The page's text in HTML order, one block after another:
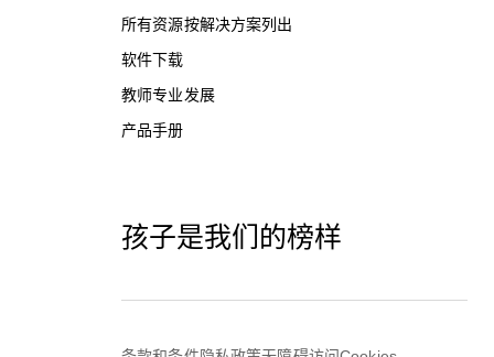
所有资源按解决方案列出
软件下载
教师专业发展
产品手册
孩子是我们的榜样